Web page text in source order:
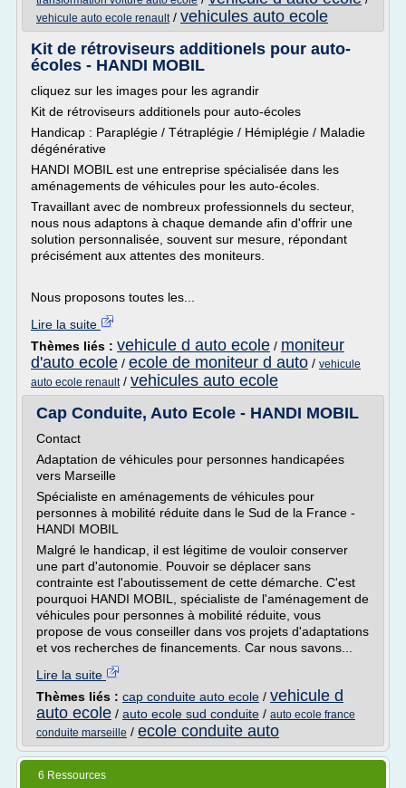
vehicule auto ecole renault/ vehicules auto ecole
Kit de rétroviseurs additionels pour auto-
écoles - HANDI MOBIL
cliquez sur les images pour les agrandir
Kit de rétroviseurs additionels pour auto-écoles
Handicap : Paraplégie / Tétraplégie / Hémiplégie / Maladie
dégénérative
HANDI MOBIL est une entreprise spécialisée dans les
aménagements de véhicules pour les auto-écoles.
Travaillant avec de nombreux professionnels du secteur,
nous nous adaptons à chaque demande afin d'offrir une
solution personnalisée, souvent sur mesure, répondant
précisément aux attentes des moniteurs.
Nous proposons toutes les...
Lire la suite
Thèmes liés : vehicule d auto ecole / moniteur
d'auto ecole / ecole de moniteur d auto / vehicule
auto ecole renault/ vehicules auto ecole
Cap Conduite, Auto Ecole - HANDI MOBIL
Contact
Adaptation de véhicules pour personnes handicapées
vers Marseille
Spécialiste en aménagements de véhicules pour
personnes à mobilité réduite dans le Sud de la France -
HANDI MOBIL
Malgré le handicap, il est légitime de vouloir conserver
une part d'autonomie. Pouvoir se déplacer sans
contrainte est l'aboutissement de cette démarche. C'est
pourquoi HANDI MOBIL, spécialiste de l'aménagement de
véhicules pour personnes à mobilité réduite, vous
propose de vous conseiller dans vos projets d'adaptations
et vos recherches de financements. Car nous savons...
Lire la suite
Thèmes liés : cap conduite auto ecole / vehicule d
auto ecole / auto ecole sud conduite / auto ecole france
conduite marseille / ecole conduite auto
6 Ressources